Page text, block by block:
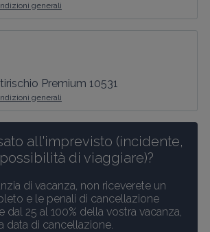
generali
Premium 10531
generali
all'imprevisto (incidente,
di viaggiare)?
di vacanza, non riceverete un
e le penali di cancellazione
dal 25 al 100% della vostra vacanza,
data di cancellazione.